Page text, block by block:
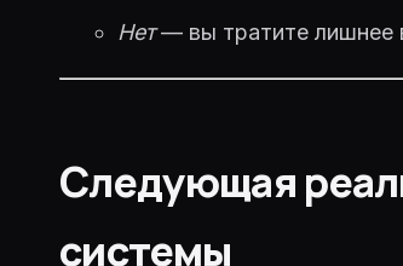
Нет— вы тратите лишнее
Следующая
системы